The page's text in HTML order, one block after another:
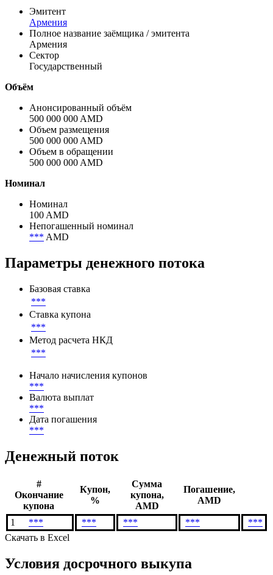
Эмитент
Армения
Полное название заёмщика / эмитента
Армения
Сектор
Государственный
Объём
Анонсированный объём
500 000 000 AMD
Объем размещения
500 000 000 AMD
Объем в обращении
500 000 000 AMD
Номинал
Номинал
100 AMD
Непогашенный номинал
*** AMD
Параметры денежного потока
Базовая ставка
***
Ставка купона
***
Метод расчета НКД
***
Начало начисления купонов
***
Валюта выплат
***
Дата погашения
***
Денежный поток
#
Окончание
купона
Купон,
%
Сумма
купона,
AMD
Погашение,
AMD
1 *** *** *** ***
***
Скачать в Excel
Условия досрочного выкупа